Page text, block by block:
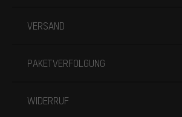
VERSAND
PAKETVERFOLGUNG
WIDERRUF